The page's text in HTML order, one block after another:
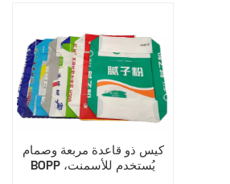
كيس ذو قاعدة مربعة وصمام
BOPP يُستخدم للأسمنت،